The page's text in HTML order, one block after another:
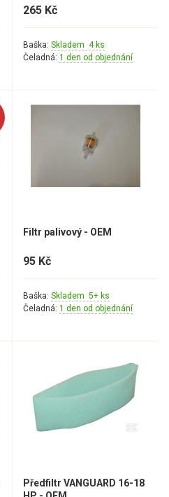
265 Kč
Baška: Skladem 4 ks
Čeladná: 1 den od objednání
Filtr palivový - OEM
95 Kč
Baška: Skladem 5+ ks
Čeladná: 1 den od objednání
Předfiltr VANGUARD 16-18